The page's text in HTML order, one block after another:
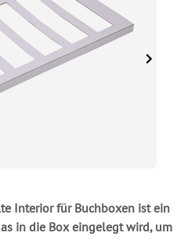
Interior für Buchboxen ist ein
in die Box eingelegt wird, um